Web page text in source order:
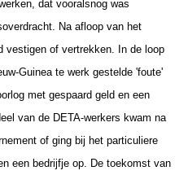
dat vooralsnog was
Na afloop van het
vestigen of vertrekken. In de loop
Guinea te werk gestelde 'foute'
met gespaard geld en een
van de DETA-werkers kwam na
of ging bij het particuliere
een bedrijfje op. De toekomst van